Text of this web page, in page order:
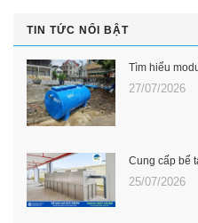
TIN TỨC NỔI BẬT
Tìm hiểu
27/07/2026
Cung cấp bể
25/07/2026